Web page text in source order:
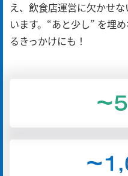
え、飲食店運営に欠かせ
います。“あと少し” を埋
るきっかけにも！
～
～